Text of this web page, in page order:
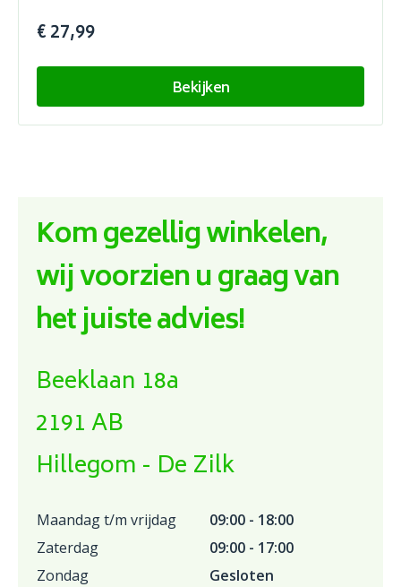
€ 27,99
Bekijken
Kom gezellig winkelen,
wij voorzien u graag van
het juiste advies!
Beeklaan 18a
2191 AB
Hillegom - De Zilk
Maandag t/m vrijdag
09:00 - 18:00
Zaterdag
09:00 - 17:00
Zondag
Gesloten